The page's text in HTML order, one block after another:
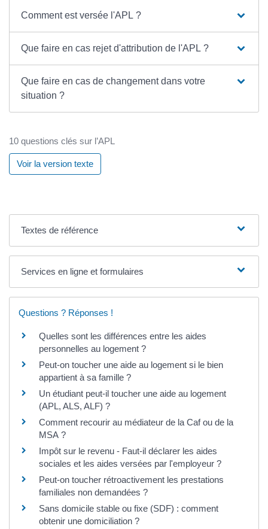
Comment est versée l'APL ?
Que faire en cas rejet d'attribution de l'APL ?
Que faire en cas de changement dans votre
situation ?
10 questions clés sur l’APL
Voir la version texte
Textes de référence
Services en ligne et formulaires
Questions ? Réponses !
Quelles sont les différences entre les aides
personnelles au logement ?
Peut-on toucher une aide au logement si le bien
appartient à sa famille ?
Un étudiant peut-il toucher une aide au logement
(APL, ALS, ALF) ?
Comment recourir au médiateur de la Caf ou de la
MSA ?
Impôt sur le revenu - Faut-il déclarer les aides
sociales et les aides versées par l'employeur ?
Peut-on toucher rétroactivement les prestations
familiales non demandées ?
Sans domicile stable ou fixe (SDF) : comment
obtenir une domiciliation ?